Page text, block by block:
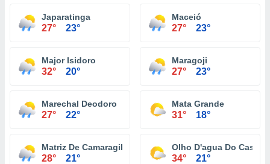
Japaratinga
27° 23°
Maceió
27° 23°
Major Isidoro
32° 20°
Maragoji
27° 23°
Marechal Deodoro
27° 22°
Mata Grande
31° 18°
Matriz De Camaragibe
28° 21°
Olho D'agua Do Casado
34° 21°